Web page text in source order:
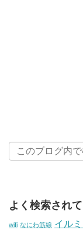
よく検索され
wifi なにわ筋線 イル